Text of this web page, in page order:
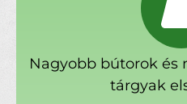
Nagyobb bútorok és
tárgyak